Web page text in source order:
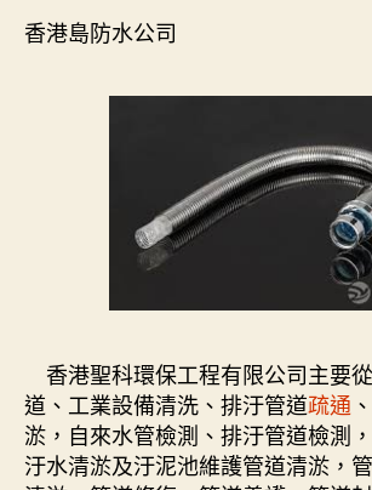
香港島防水公司
香港聖科環保工程有限公司主要
道、工業設備清洗、排汙管道疏通
淤，自來水管檢測、排汙管道檢測
汙水清淤及汙泥池維護管道清淤，